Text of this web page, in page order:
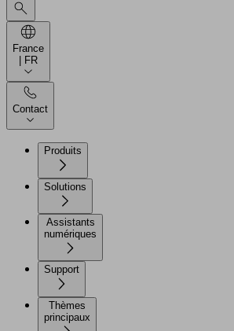
France
| FR
Contact
Produits
Solutions
Assistants
numériques
Support
Thèmes
principaux